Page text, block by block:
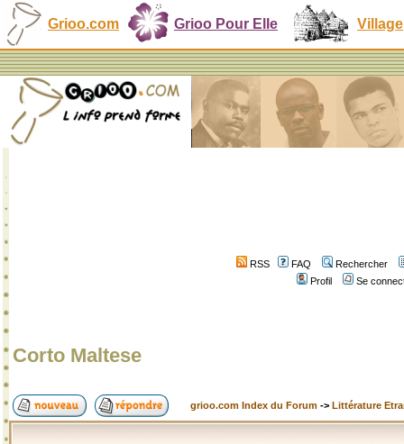
Grioo.com Grioo Pour Elle Village
RSS FAQ
Rechercher
Profil
Se
Corto Maltese
grioo.com Index du Forum -> Littérature